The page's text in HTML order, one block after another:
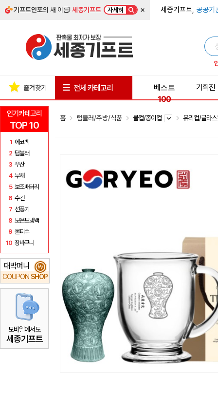
기프트인포의 새 이름!세종기프트 자세히 × 세종기프트, 공공기
인기카테고리
TOP 10
1 에코백
2 텀블러
3 우산
4 부채
5 보조배터리
6 수건
7 선풍기
8 보온보냉백
9 물티슈
10 장바구니
대박머니
COUPON SHOP
₩
모바일에서도
세종기프트
즐겨찾기 전체 카테고리
베스트
100
기획전
홈 텀블러/주방/식품 물컵/종이컵 유리컵/글라